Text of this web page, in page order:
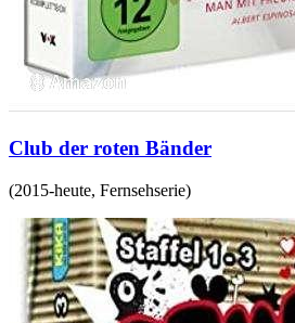
Club der roten Bänder
(2015-heute, Fernsehserie)